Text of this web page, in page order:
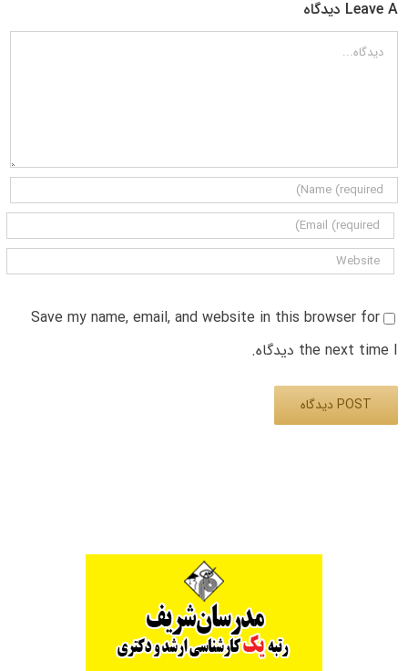
Leave A دیدگاه
دیدگاه
Save my name, email, and website in this browser for
the next time I دیدگاه.